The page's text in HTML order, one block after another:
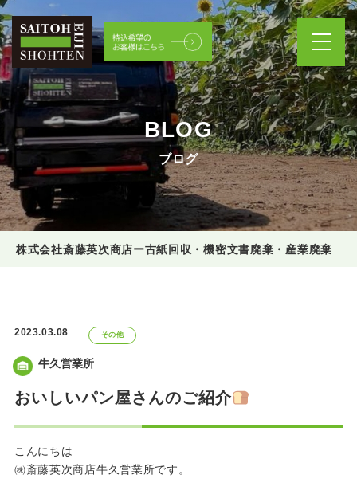
BLOG
ブログ
2023.03.08 その他
牛久営業所
おいしいパン屋さんのご紹介
こんにちは
㈱斎藤英次商店牛久営業所です。